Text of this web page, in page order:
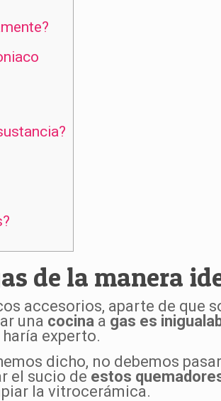
de la manera
accesorios, aparte de que
una cocina a gas es
experto.
dicho, no debemos
el sucio de estos
la vitrocerámica.